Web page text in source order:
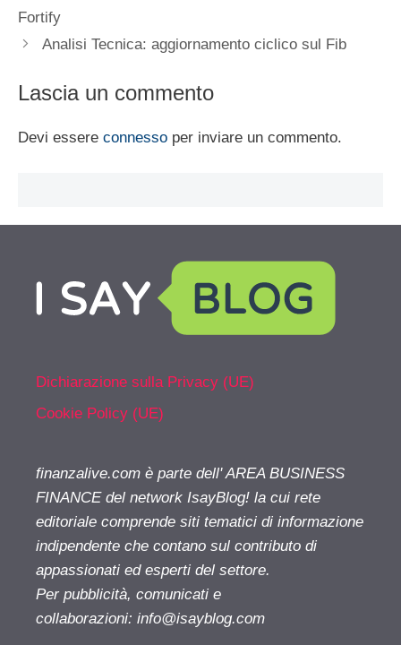
Fortify
Analisi Tecnica: aggiornamento ciclico sul Fib
Lascia un commento
Devi essere connesso per inviare un commento.
Dichiarazione sulla Privacy (UE)
Cookie Policy (UE)
finanzalive.com è parte dell' AREA BUSINESS
FINANCE del network IsayBlog! la cui rete
editoriale comprende siti tematici di informazione
indipendente che contano sul contributo di
appassionati ed esperti del settore.
Per pubblicità, comunicati e
collaborazioni: info@isayblog.com